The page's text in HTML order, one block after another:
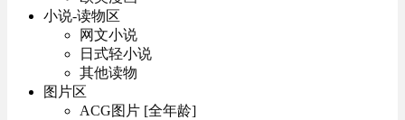
小说-读物区
网文小说
日式轻小说
其他读物
图片区
ACG图片 [全年龄]